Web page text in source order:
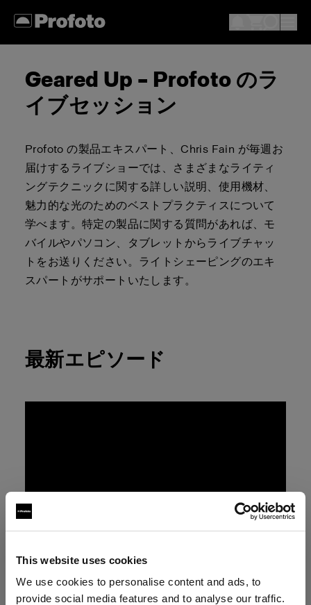
This website uses cookies
We use cookies to personalise content and ads, to
provide social media features and to analyse our traffic.
Geared Up – Profoto のラ
イブセッション
Profoto の製品エキスパート、Chris Fain が毎週お
届けするライブショーでは、さまざまなライティ
ングテクニックに関する詳しい説明、使用機材、
魅力的な光のためのベストプラクティスについて
学べます。特定の製品に関する質問があれば、モ
バイルやパソコン、タブレットからライブチャッ
トをお送りください。ライトシェーピングのエキ
スパートがサポートいたします。
最新エピソード